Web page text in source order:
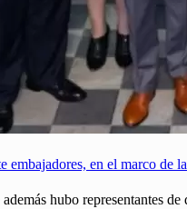
embajadores, en el marco de la
hubo representantes